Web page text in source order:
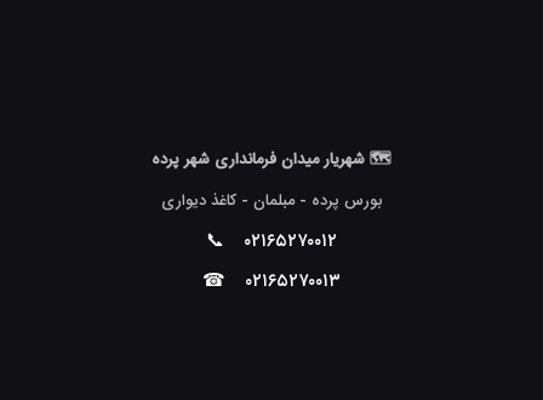
🗺 شهریار میدان فرمانداری شهر پرده
بورس پرده - مبلمان - کاغذ دیواری
۰۲۱۶۵۲۷۰۰۱۲ 📞
۰۲۱۶۵۲۷۰۰۱۳ ☎